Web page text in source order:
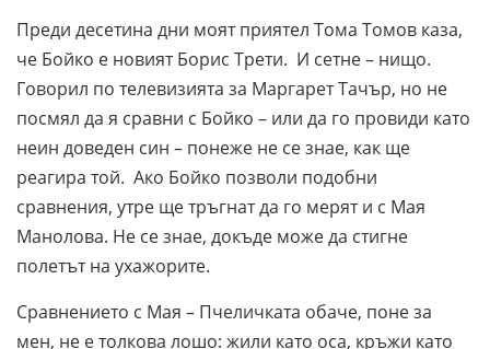
Преди десетина дни моят приятел Тома Томов каза,
че Бойко е новият Борис Трети. И сетне – нищо.
Говорил по телевизията за Маргарет Тачър, но не
посмял да я сравни с Бойко – или да го провиди като
неин доведен син – понеже не се знае, как ще
реагира той. Ако Бойко позволи подобни
сравнения, утре ще тръгнат да го мерят и с Мая
Манолова. Не се знае, докъде може да стигне
полетът на ухажорите.
Сравнението с Мая – Пчеличката обаче, поне за
мен, не е толкова лошо: жили като оса, кръжи като